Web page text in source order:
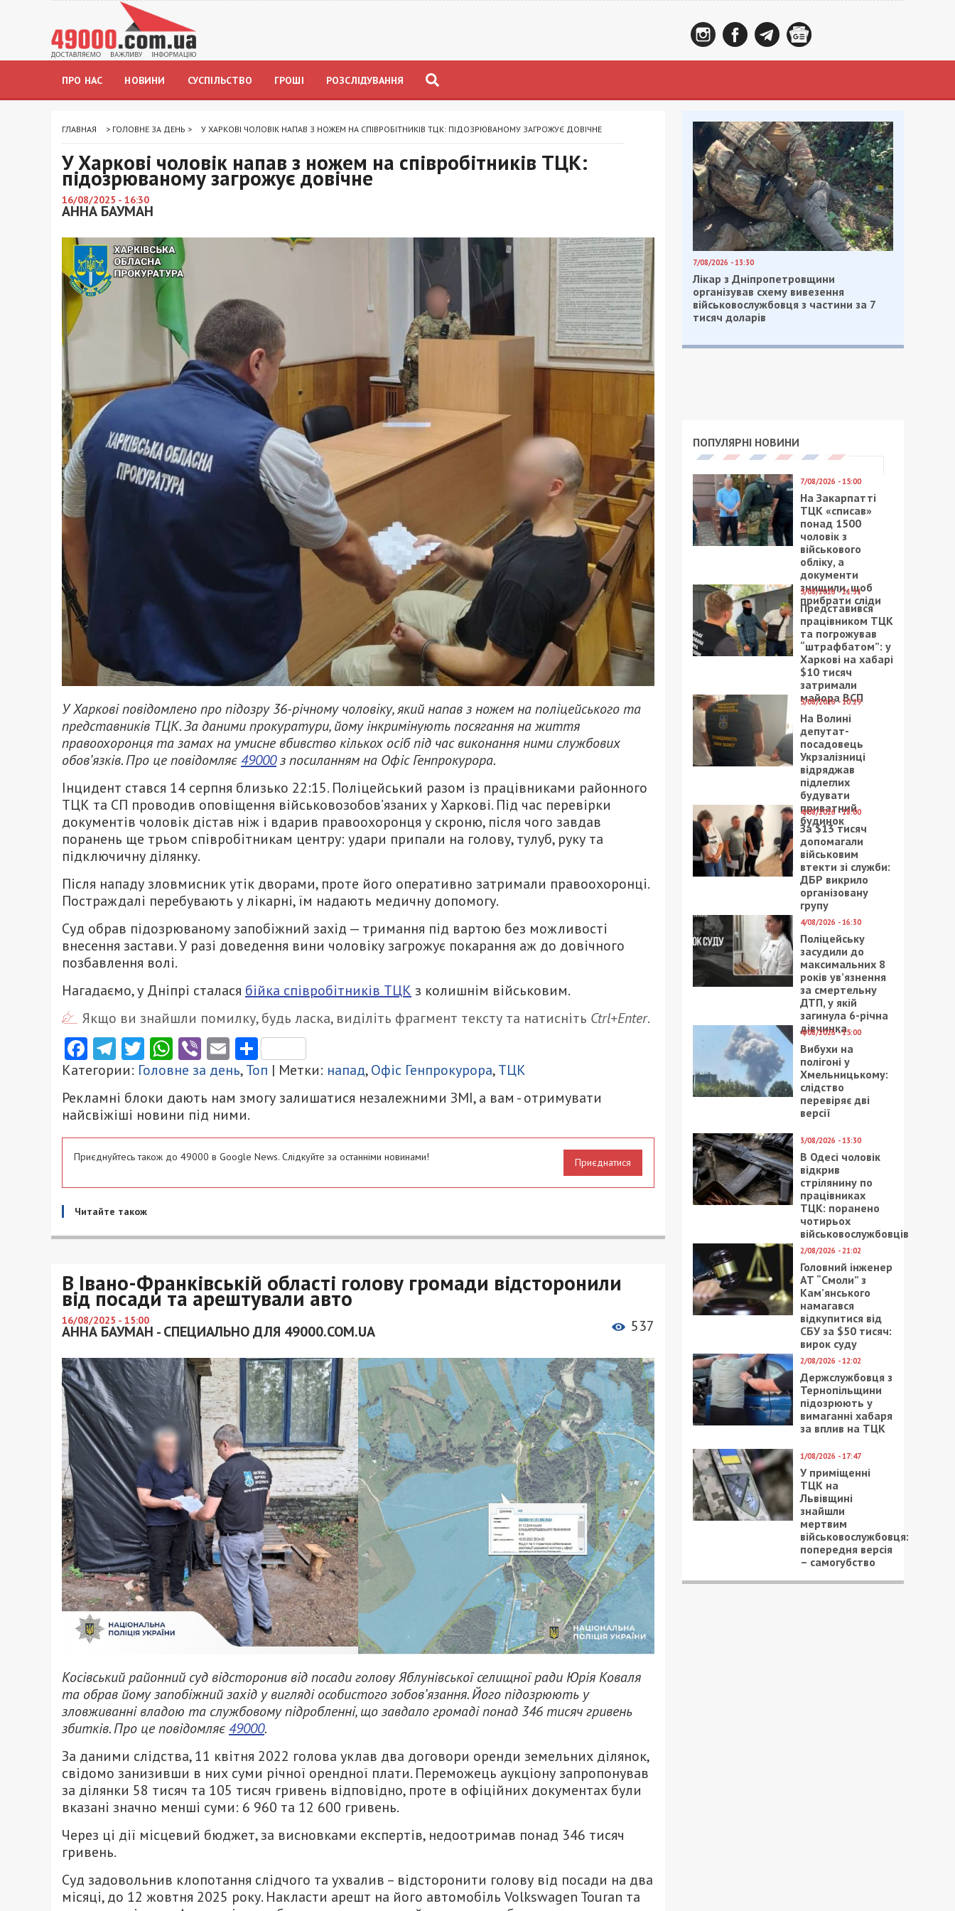
ПРО НАС НОВИНИ СУСПІЛЬСТВО ГРОШІ РОЗСЛІДУВАННЯ
ГЛАВНАЯ > ГОЛОВНЕ ЗА ДЕНЬ > У ХАРКОВІ ЧОЛОВІК НАПАВ З НОЖЕМ НА СПІВРОБІТНИКІВ ТЦК: ПІДОЗРЮВАНОМУ ЗАГРОЖУЄ ДОВІЧНЕ
У Харкові чоловік напав з ножем на співробітників ТЦК:
підозрюваному загрожує довічне
16/08/2025 - 16:30
АННА БАУМАН
У Харкові повідомлено про підозру 36-річному чоловіку, який напав з ножем на поліцейського та
представників ТЦК. За даними прокуратури, йому інкримінують посягання на життя
правоохоронця та замах на умисне вбивство кількох осіб під час виконання ними службових
обов’язків. Про це повідомляє49000з посиланням на Офіс Генпрокурора.
Інцидент стався 14 серпня близько 22:15. Поліцейський разом із працівниками районного
ТЦК та СП проводив оповіщення військовозобов’язаних у Харкові. Під час перевірки
документів чоловік дістав ніж і вдарив правоохоронця у скроню, після чого завдав
поранень ще трьом співробітникам центру: удари припали на голову, тулуб, руку та
підключичну ділянку.
Після нападу зловмисник утік дворами, проте його оперативно затримали правоохоронці.
Постраждалі перебувають у лікарні, їм надають медичну допомогу.
Суд обрав підозрюваному запобіжний захід — тримання під вартою без можливості
внесення застави. У разі доведення вини чоловіку загрожує покарання аж до довічного
позбавлення волі.
Нагадаємо, у Дніпрі сталася бійка співробітників ТЦК з колишнім військовим.
Якщо ви знайшли помилку, будь ласка, виділіть фрагмент тексту та натисніть Ctrl+Enter.
Facebook
Telegram
Twitter
WhatsApp
ViberEmailПоділитися
Категории: Головне за день,Топ | Метки: напад,Офіс Генпрокурора,ТЦК
Рекламні блоки дають нам змогу залишатися незалежними ЗМІ, а вам - отримувати
найсвіжіші новини під ними.
Приєднуйтесь також до 49000 в Google News. Слідкуйте за останніми новинами! Приєднатися
Читайте також
В Івано-Франківській області голову громади відсторонили
від посади та арештували авто
16/08/2025 - 15:00
АННА БАУМАН - СПЕЦИАЛЬНО ДЛЯ 49000.COM.UA 537
Косівський районний суд відсторонив від посади голову Яблунівської селищної ради Юрія Коваля
та обрав йому запобіжний захід у вигляді особистого зобов’язання. Його підозрюють у
зловживанні владою та службовому підробленні, що завдало громаді понад 346 тисяч гривень
збитків. Про це повідомляє49000.
За даними слідства, 11 квітня 2022 голова уклав два договори оренди земельних ділянок,
свідомо занизивши в них суми річної орендної плати. Переможець аукціону запропонував
за ділянки 58 тисяч та 105 тисяч гривень відповідно, проте в офіційних документах були
вказані значно менші суми: 6 960 та 12 600 гривень.
Через ці дії місцевий бюджет, за висновками експертів, недоотримав понад 346 тисяч
гривень.
Суд задовольнив клопотання слідчого та ухвалив – відсторонити голову від посади на два
місяці, до 12 жовтня 2025 року. Накласти арешт на його автомобіль Volkswagen Touran та
7/08/2026 - 13:30
Лікар з Дніпропетровщини
організував схему вивезення
військовослужбовця з частини за 7
тисяч доларів
ПОПУЛЯРНІ НОВИНИ
7/08/2026 - 15:00
На Закарпатті
ТЦК «списав»
понад 1500
чоловік з
військового
обліку, а
документи
знищили, щоб
прибрати сліди
5/08/2026 - 21:31
Представився
працівником ТЦК
та погрожував
“штрафбатом”: у
Харкові на хабарі
$10 тисяч
затримали
майора ВСП
5/08/2026 - 10:29
На Волині
депутат-
посадовець
Укрзалізниці
відряджав
підлеглих
будувати
приватний
будинок
4/08/2026 - 18:00
За $13 тисяч
допомагали
військовим
втекти зі служби:
ДБР викрило
організовану
групу
4/08/2026 - 16:30
Поліцейську
засудили до
максимальних 8
років ув’язнення
за смертельну
ДТП, у якій
загинула 6-річна
дівчинка
4/08/2026 - 15:00
Вибухи на
полігоні у
Хмельницькому:
слідство
перевіряє дві
версії
3/08/2026 - 13:30
В Одесі чоловік
відкрив
стрілянину по
працівниках
ТЦК: поранено
чотирьох
військовослужбовців
2/08/2026 - 21:02
Головний інженер
АТ “Смоли” з
Кам’янського
намагався
відкупитися від
СБУ за $50 тисяч:
вирок суду
2/08/2026 - 12:02
Держслужбовця з
Тернопільщини
підозрюють у
вимаганні хабаря
за вплив на ТЦК
1/08/2026 - 17:47
У приміщенні
ТЦК на
Львівщині
знайшли
мертвим
військовослужбовця:
попередня версія
– самогубство